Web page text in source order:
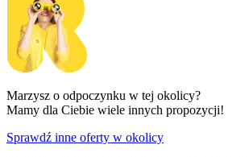
Marzysz o odpoczynku w tej okolicy?
Mamy dla Ciebie wiele innych propozycji!
Sprawdź inne oferty w okolicy